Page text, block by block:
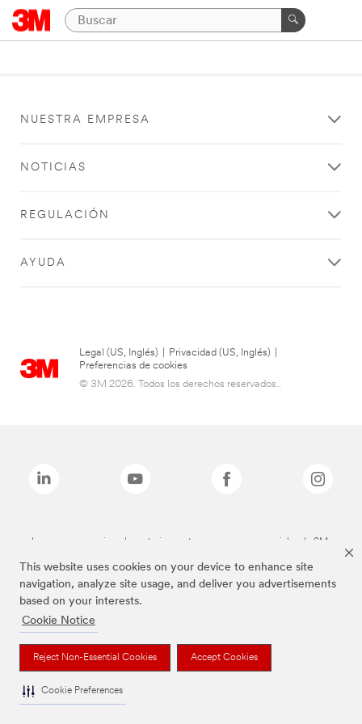
This website uses cookies on your device to enhance site
navigation, analyze site usage, and deliver you advertisements
based on your interests.
Cookie Notice
Reject Non-Essential Cookies Accept Cookies
Cookie Preferences
NUESTRA EMPRESA
NOTICIAS
REGULACIÓN
AYUDA
Legal (US, Inglés) Privacidad (US, Inglés)
Preferencias de cookies
© 3M 2026. Todos los derechos reservados..
Las marcas mencionadas anteriormente son marcas comerciales de 3M.